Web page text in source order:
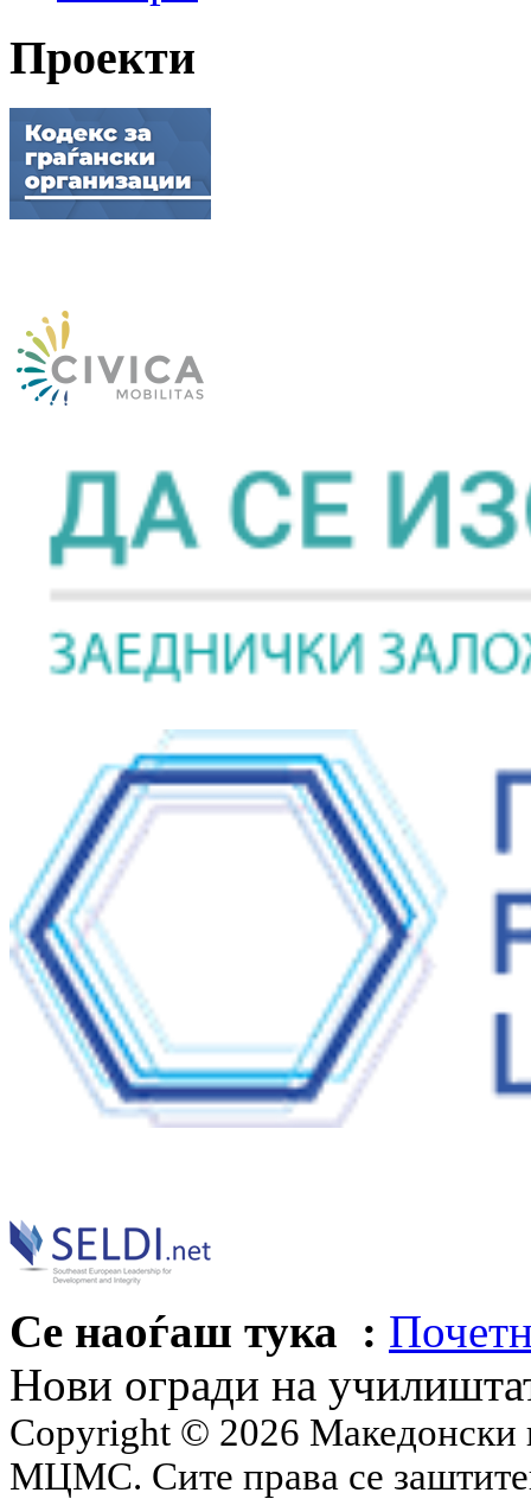
Проекти
Се наоѓаш тука :
Нови огради на
Copyright © 2026 Македонски
МЦМС. Сите права се